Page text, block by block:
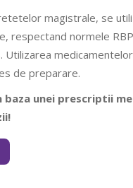
magistrale, se
respectand normele
Utilizarea
de preparare.
baza unei prescriptii